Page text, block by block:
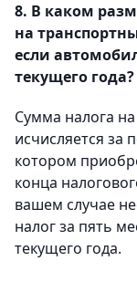
8. В каком
на
если
текущего года?
Сумма налога
исчисляется за
котором
конца
вашем случае
налог за пять
текущего года.